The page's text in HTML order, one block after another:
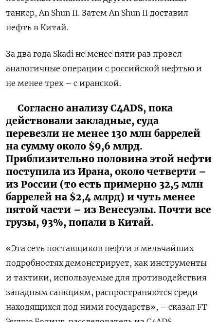
танкер, An Shun II. Затем An Shun II доставил
нефть в Китай.
За два года Skadi не менее пяти раз провел
аналогичные операции с российской нефтью и
не менее трех – с иранской.
Согласно анализу C4ADS, пока
действовали закладные, суда
перевезли не менее 130 млн баррелей
на сумму около $9,6 млрд.
Приблизительно половина этой нефти
поступила из Ирана, около четверти –
из России (то есть примерно 32,5 млн
баррелей на $2,4 млрд) и чуть менее
пятой части – из Венесуэлы. Почти все
грузы, 93%, попали в Китай.
«Эта сеть поставщиков нефти в мельчайших
подробностях демонстрирует, как инструменты
и тактики, используемые для противодействия
западным санкциям, распространяются среди
находящихся под ними государств», – сказал FT